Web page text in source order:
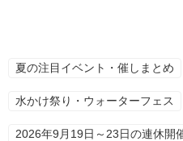
夏の注目イベント・催しまとめ
水かけ祭り・ウォーターフェス
2026年9月19日～23日の連休開